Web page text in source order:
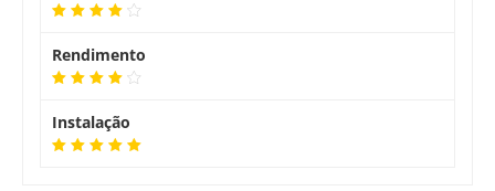
Rendimento
Instalação